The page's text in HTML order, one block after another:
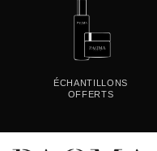
ÉCHANTILLONS
OFFERTS